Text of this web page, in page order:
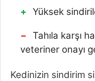
Yüksek
Tahıla karşı
veteriner onayı
Kedinizin sindirim